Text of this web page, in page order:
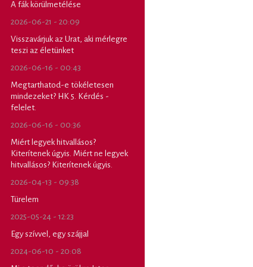
A fák körülmetélése
2026-06-21 - 20:09
Visszavárjuk az Urat, aki mérlegre
teszi az életünket
2026-06-16 - 00:43
Megtarthatod-e tökéletesen
mindezeket? HK 5. Kérdés -
felelet.
2026-06-16 - 00:36
Miért legyek hitvallásos?
Kiterítenek úgyis. Miért ne legyek
hitvallásos? Kiterítenek úgyis.
2026-04-13 - 09:38
Türelem
2025-05-24 - 12:23
Egy szívvel, egy szájjal
2024-06-10 - 20:08